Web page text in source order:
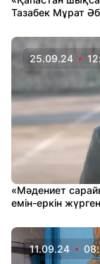
Тазабек Мұрат
25.09.24
«Мәдениет
емін-еркін жүрген
11.09.24